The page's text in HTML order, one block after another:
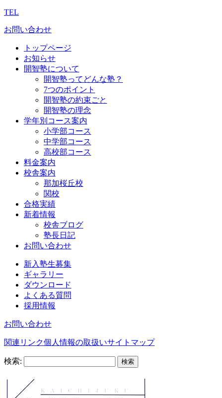
TEL
お問い合わせ
トップページ
お知らせ
開智塾について
開智塾ってどんな塾？
7つのポイント
開智塾の約束ごと
開智塾の理念
学年別コース案内
小学部コース
中学部コース
高校部コース
料金案内
校舎案内
那加桜丘校
関校
合格実績
新着情報
校舎ブログ
塾長日記
お問い合わせ
新入塾生募集
ギャラリー
ダウンロード
よくある質問
採用情報
お問い合わせ
関連リンク個人情報の取扱いサイトマップ
検索: